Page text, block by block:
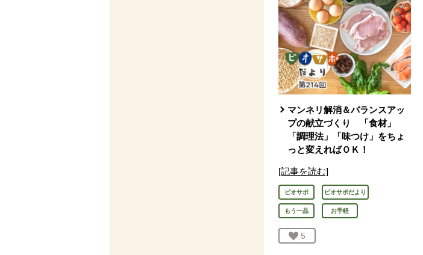
マンネリ解消＆バランスアッ
プの献立づくり 「食材」
「調理法」「味つけ」をちょ
っと変えればＯＫ！
[記事を読む]
ビオサポ ビオサポだより
もう一品 お手軽
お気に入り登録：
5